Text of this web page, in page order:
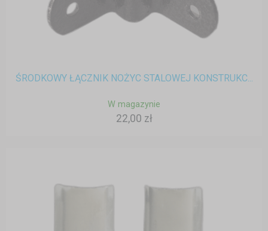
ŚRODKOWY ŁĄCZNIK NOŻYC STALOWEJ KONSTRUKC...
W magazynie
22,00 zł